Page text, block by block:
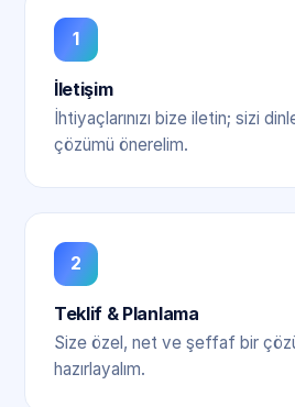
1
İletişim
İhtiyaçlarınızı bize iletin; sizi
çözümü önerelim.
2
Teklif & Planlama
Size özel, net ve şeffaf bir
hazırlayalım.